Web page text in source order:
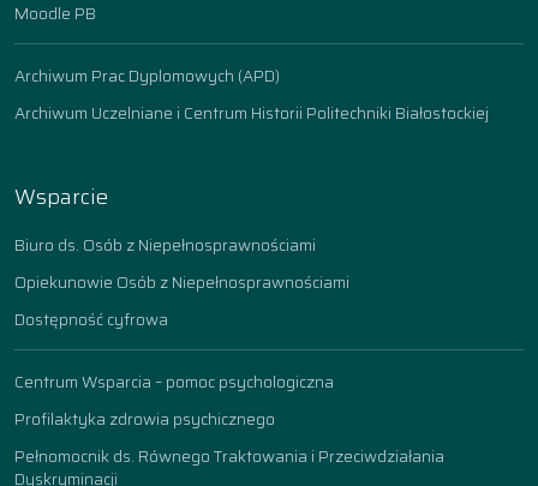
Moodle PB
Archiwum Prac Dyplomowych (APD)
Archiwum Uczelniane i Centrum Historii Politechniki Białostockiej
Wsparcie
Biuro ds. Osób z Niepełnosprawnościami
Opiekunowie Osób z Niepełnosprawnościami
Dostępność cyfrowa
Centrum Wsparcia – pomoc psychologiczna
Profilaktyka zdrowia psychicznego
Pełnomocnik ds. Równego Traktowania i Przeciwdziałania
Dyskryminacji